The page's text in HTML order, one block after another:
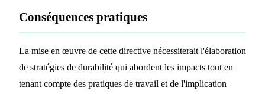
Conséquences pratiques
La mise en œuvre de cette directive nécessiterait l'élaboration
de stratégies de durabilité qui abordent les impacts tout en
tenant compte des pratiques de travail et de l'implication